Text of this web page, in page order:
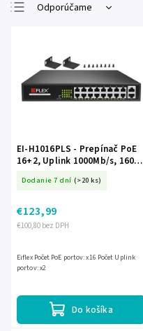
Odporúčame
Najdrahšie
Najpredávanejšie
Abecedne
EI-H1016PLS - Prepínač PoE
16+2, Uplink 1000Mb/s, 160W,
Dodanie 7 dní (>20 ks)
€100,80 bez DPH
€123,99
Do košíka
Eiflex Počet PoE portov: x16 Počet Uplink
portov: x2